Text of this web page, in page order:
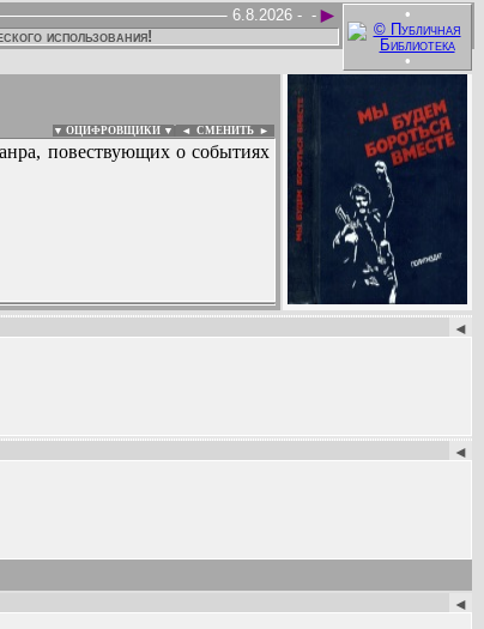
•
•
►
-
6.8.2026 -
использования!
▼ ОЦИФРОВЩИКИ ▼ ◄ СМЕНИТЬ ►
повествующих о событиях
:
◄
◄
◄